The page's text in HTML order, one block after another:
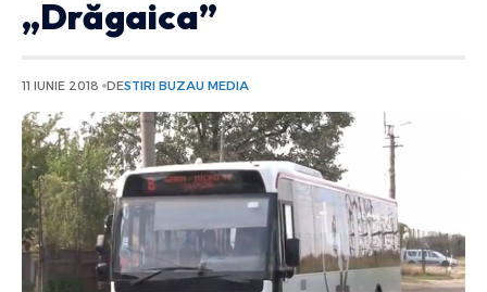
„Drăgaica”
11 IUNIE 2018 DESTIRI BUZAU MEDIA